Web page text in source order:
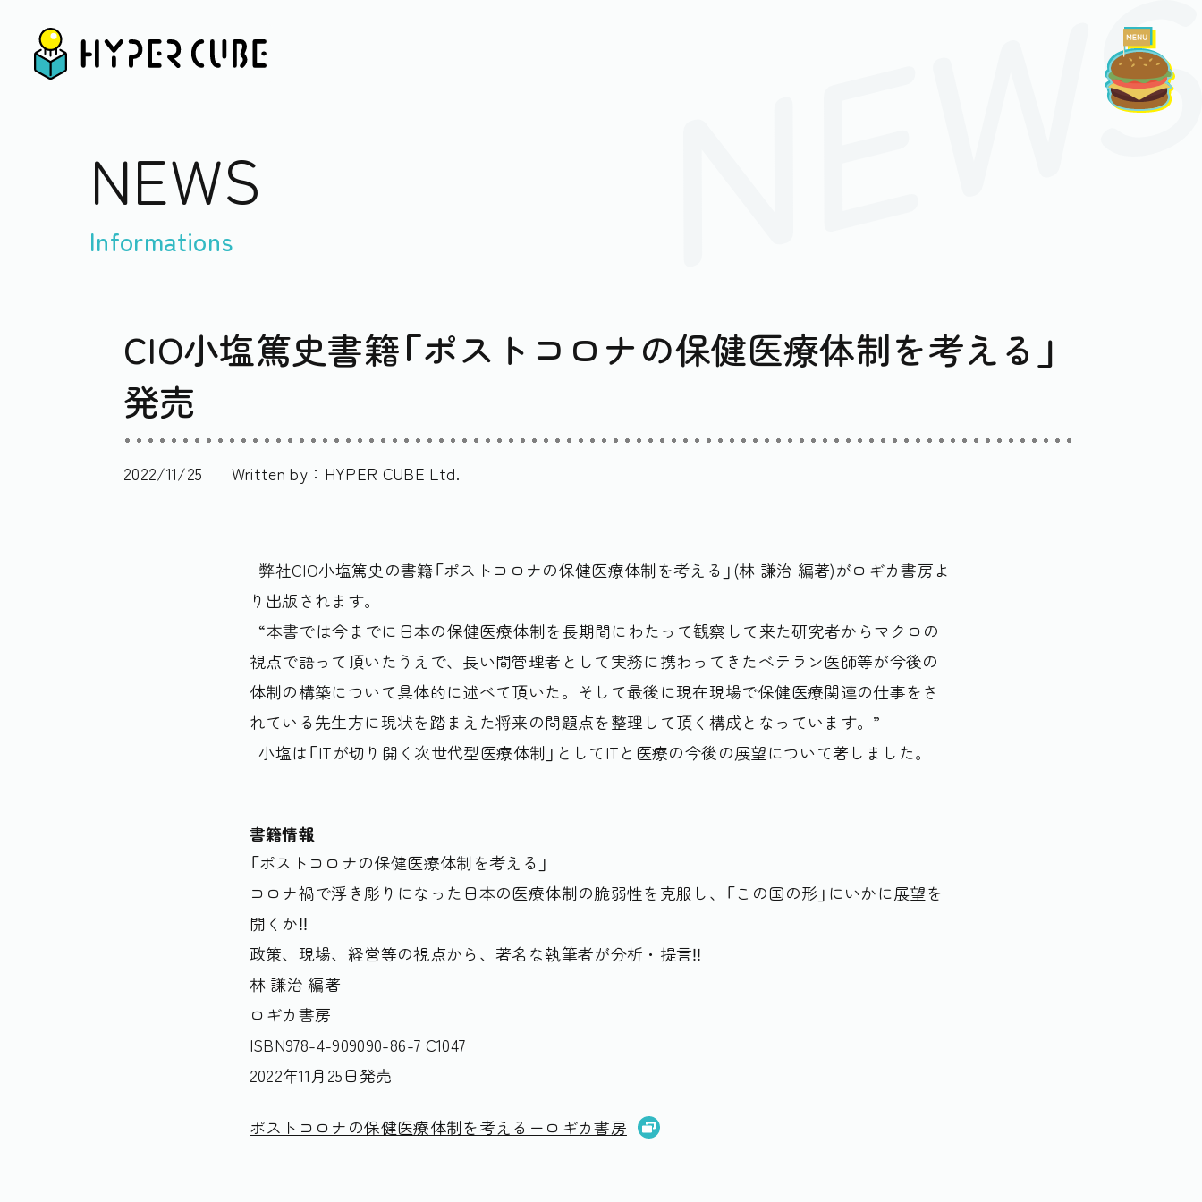
NEWS
Informations
CIO小塩篤史書籍「ポストコロナの保健医療体制を考える」
発売
2022/11/25 Written by： HYPER CUBE Ltd.
弊社CIO小塩篤史の書籍「ポストコロナの保健医療体制を考える」(林 謙治 編著)がロギカ書房よ
り出版されます。
“本書では今までに日本の保健医療体制を長期間にわたって観察して来た研究者からマクロの
視点で語って頂いたうえで、長い間管理者として実務に携わってきたベテラン医師等が今後の
体制の構築について具体的に述べて頂いた。そして最後に現在現場で保健医療関連の仕事をさ
れている先生方に現状を踏まえた将来の問題点を整理して頂く構成となっています。”
小塩は「ITが切り開く次世代型医療体制」としてITと医療の今後の展望について著しました。
書籍情報
「ポストコロナの保健医療体制を考える」
コロナ禍で浮き彫りになった日本の医療体制の脆弱性を克服し、「この国の形」にいかに展望を
開くか‼
政策、現場、経営等の視点から、著名な執筆者が分析・提言‼
林 謙治 編著
ロギカ書房
ISBN978-4-909090-86-7 C1047
2022年11月25日発売
ポストコロナの保健医療体制を考えるーロギカ書房